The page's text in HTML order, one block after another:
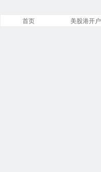
首页 美股港开户